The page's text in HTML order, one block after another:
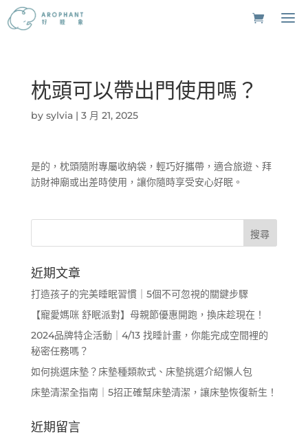
枕頭可以帶出門使用嗎？
by sylvia| 3 月 21, 2025
是的，枕頭隨附專屬收納袋，輕巧好攜帶，適合旅遊、拜
訪財神廟或出差時使用，讓你隨時享受安心好眠。
近期文章
打造孩子的完美睡眠習慣｜5個不可忽視的關鍵步驟
【寵愛媽咪 舒眠派對】母親節優惠開跑，換床趁現在！
2024品牌特企活動｜4/13 找睡計畫，你能完成空間裡的
秘密任務嗎？
如何挑選床墊？床墊種類款式、床墊挑選介紹懶人包
床墊清潔全指南｜5招正確幫床墊清潔，讓床墊恢復新生！
近期留言